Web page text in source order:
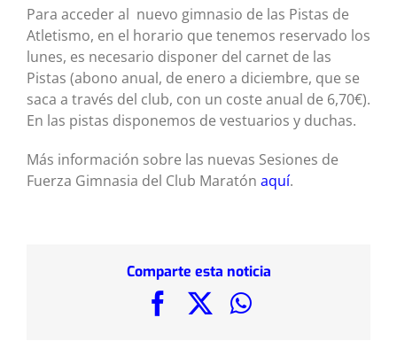
Para acceder al nuevo gimnasio de las Pistas de
Atletismo, en el horario que tenemos reservado los
lunes, es necesario disponer del carnet de las
Pistas (abono anual, de enero a diciembre, que se
saca a través del club, con un coste anual de 6,70€).
En las pistas disponemos de vestuarios y duchas.
Más información sobre las nuevas Sesiones de
Fuerza Gimnasia del Club Maratón aquí.
Comparte esta noticia
FacebookWhatsApp